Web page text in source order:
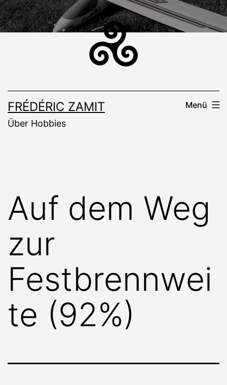
Zum
Inhalt
FRÉDÉRIC ZAMIT
Über Hobbies
Menü
Auf dem Weg
zur
Festbrennwei
te (92%)